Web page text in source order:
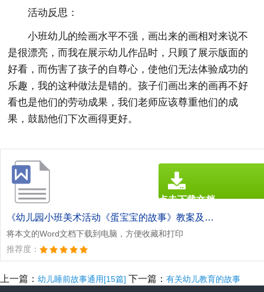
活动反思：
小班幼儿的绘画水平不强，画出来的画相对来说不
是很漂亮，而我在展示幼儿作品时，只顾了展示版面的
好看，而伤害了孩子的自尊心，使他们无法体验成功的
乐趣，我的这种做法是错的。孩子们画出来的画再不好
看也是他们的劳动成果，我们老师应该尊重他们的成
果，鼓励他们下次画得更好。
《幼儿园小班美术活动《蛋宝宝的故事》教案及反思.doc》
将本文的Word文档下载到电脑，方便收藏和打印
推荐度：
点击下载文档
文档为doc格式
上一篇： 幼儿睡前故事通用[15篇] 下一篇： 有关幼儿教育的故事